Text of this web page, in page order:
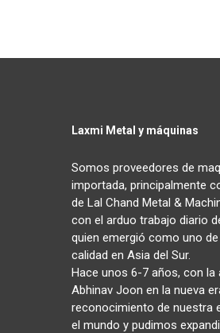
Laxmi Metal y máquinas
Somos proveedores de
importada, principalmente
de Lal Chand Metal &
con el arduo trabajo diario
quien emergió como uno
calidad en Asia del Sur.
Hace unos 6-7 años, con la
Abhinav Joon en la nueva
reconocimiento de nuestra
el mundo y pudimos